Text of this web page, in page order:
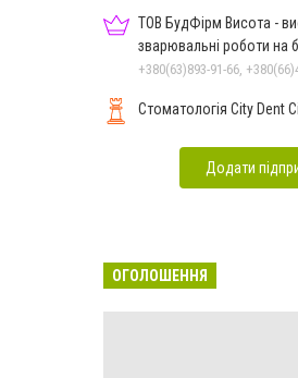
ТОВ БудФірм Висота -
зварювальні роботи на
+380(63)893-91-66,
Стоматологія City Dent
Додати
ОГОЛОШЕННЯ